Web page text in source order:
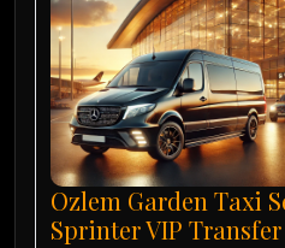
Ozlem Garden Taxi
Sprinter VIP Transfer